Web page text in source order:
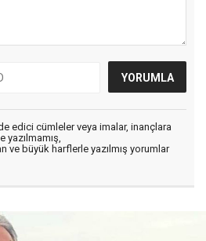
edici cümleler veya imalar, inançlara
yazılmamış,
ve büyük harflerle yazılmış yorumlar